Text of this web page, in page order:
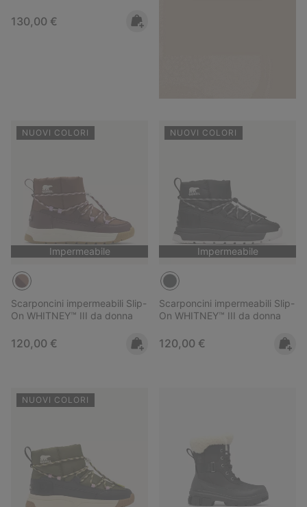
Regular price:
130,00 €
NUOVI COLORI
Impermeabile
Scarponcini impermeabili Slip-
On WHITNEY™ III da donna
Regular price:
120,00 €
NUOVI COLORI
Impermeabile
Scarponcini impermeabili Slip-
On WHITNEY™ III da donna
Regular price:
120,00 €
NUOVI COLORI